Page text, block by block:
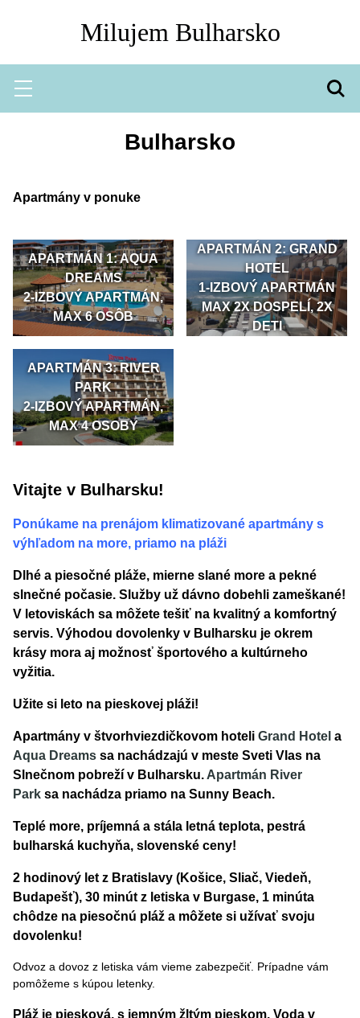
Milujem Bulharsko
Hľadať
Menu
Bulharsko
Apartmány v ponuke
APARTMÁN 1: AQUA
DREAMS
2-IZBOVÝ APARTMÁN,
MAX 6 OSÔB
APARTMÁN 2: GRAND
HOTEL
1-IZBOVÝ APARTMÁN
MAX 2X DOSPELÍ, 2X
DETI
APARTMÁN 3: RIVER
PARK
2-IZBOVÝ APARTMÁN,
MAX 4 OSOBY
Vitajte v Bulharsku!
Ponúkame na prenájom klimatizované apartmány s
výhľadom na more, priamo na pláži
Dlhé a piesočné pláže, mierne slané more a pekné
slnečné počasie. Služby už dávno dobehli zameškané!
V letoviskách sa môžete tešiť na kvalitný a komfortný
servis. Výhodou dovolenky v Bulharsku je okrem
krásy mora aj možnosť športového a kultúrneho
vyžitia.
Užite si leto na pieskovej pláži!
Apartmány v štvorhviezdičkovom hoteli Grand Hotel a
Aqua Dreams sa nachádzajú v meste Sveti Vlas na
Slnečnom pobreží v Bulharsku. Apartmán River
Park sa nachádza priamo na Sunny Beach.
Teplé more, príjemná a stála letná teplota, pestrá
bulharská kuchyňa, slovenské ceny!
2 hodinový let z Bratislavy (Košice, Sliač, Viedeň,
Budapešť), 30 minút z letiska v Burgase, 1 minúta
chôdze na piesočnú pláž a môžete si užívať svoju
dovolenku!
Odvoz a dovoz z letiska vám vieme zabezpečiť. Prípadne vám
pomôžeme s kúpou letenky.
Pláž je piesková, s jemným žltým pieskom. Voda v